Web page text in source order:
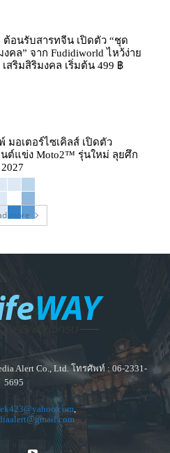
อนรับสารทจีน เปิดตัว “ชุด
งคล” จาก Fudidiworld ไหว้ง่าย
สริมสิริมงคล เริ่มต้น 499 ฿
มอเตอร์ไซเคิลส์ เปิดตัว
นต์แข่ง Moto2™ รุ่นใหม่ ลุยศึก
more
Alert Co., Ltd. โทรศัพท์ : 06-2331-
5695
,